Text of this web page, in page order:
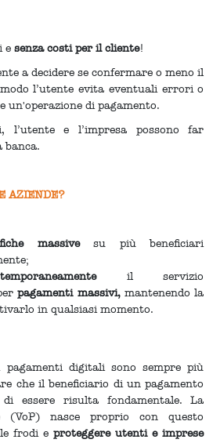
esenza costi per il cliente!
a decidere se confermare o meno il
l’utente evita eventuali errori o
di pagamento.
l’utente e l’impresa possono far
AZIENDE?
massivesu più beneficiari
il servizio
pagamenti massivi,mantenendo la
in qualsiasi momento.
digitali sono sempre più
che il beneficiario di un pagamento
essere risulta fondamentale. La
(VoP) nasce proprio con questo
le frodi eproteggere utenti e imprese